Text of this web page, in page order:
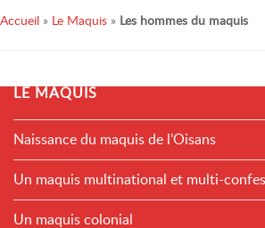
Accueil » Le Maquis » Les hommes du maquis
LE MAQUIS
Naissance du maquis de l’Oisans
Un maquis multinational et multi-
Un maquis colonial